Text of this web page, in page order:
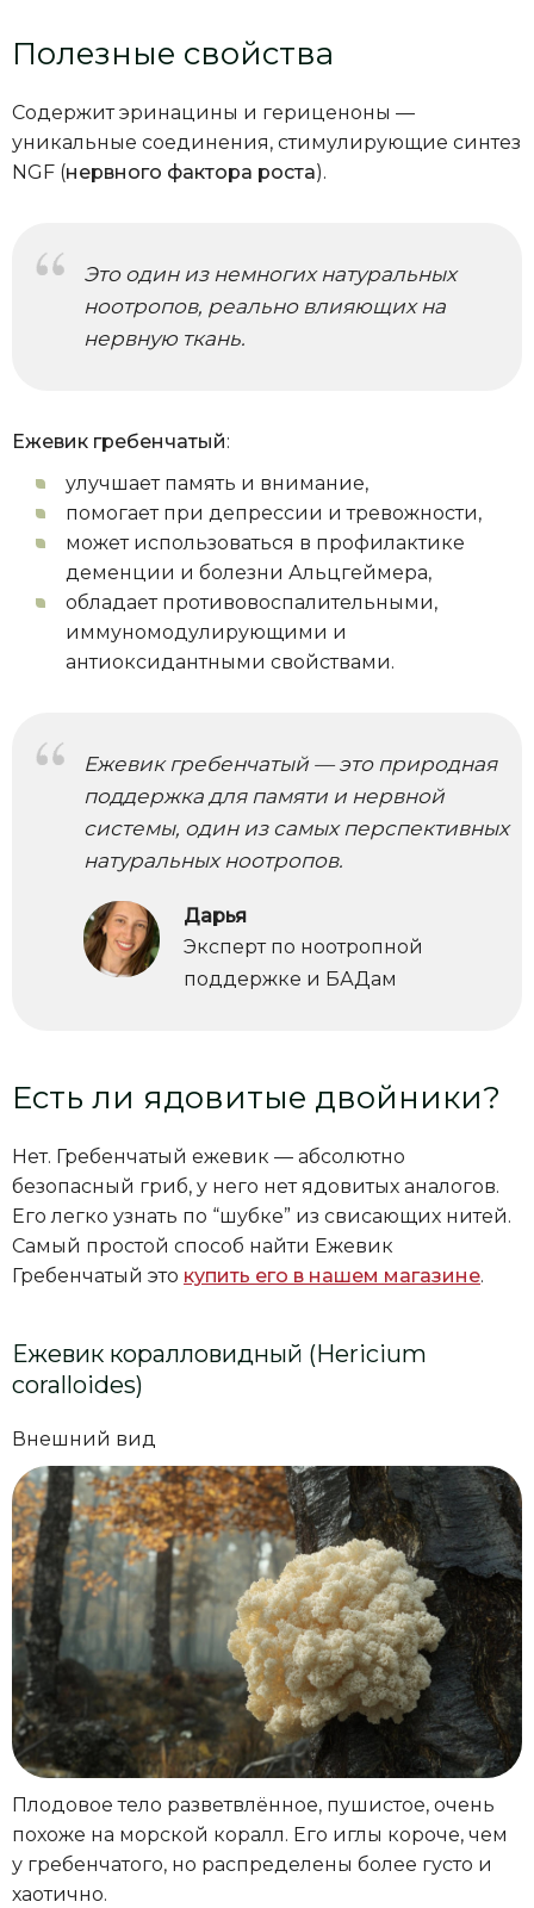
Полезные свойства
Содержит эринацины и гериценоны —
уникальные соединения, стимулирующие синтез
NGF (нервного фактора роста).
Это один из немногих натуральных
ноотропов, реально влияющих на
нервную ткань.
Ежевик гребенчатый:
улучшает память и внимание,
помогает при депрессии и тревожности,
может использоваться в профилактике
деменции и болезни Альцгеймера,
обладает противовоспалительными,
иммуномодулирующими и
антиоксидантными свойствами.
Ежевик гребенчатый — это природная
поддержка для памяти и нервной
системы, один из самых перспективных
натуральных ноотропов.
Дарья
Эксперт по ноотропной
поддержке и БАДам
Есть ли ядовитые двойники?
Нет. Гребенчатый ежевик — абсолютно
безопасный гриб, у него нет ядовитых аналогов.
Его легко узнать по “шубке” из свисающих нитей.
Самый простой способ найти Ежевик
Гребенчатый это купить его в нашем магазине.
Ежевик коралловидный (Hericium
coralloides)
Внешний вид
Плодовое тело разветвлённое, пушистое, очень
похоже на морской коралл. Его иглы короче, чем
у гребенчатого, но распределены более густо и
хаотично.